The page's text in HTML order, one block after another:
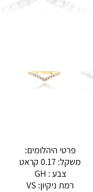
פרטי היהלומים:
משקל: 0.17 קראט
צבע : GH
רמת ניקיון: VS